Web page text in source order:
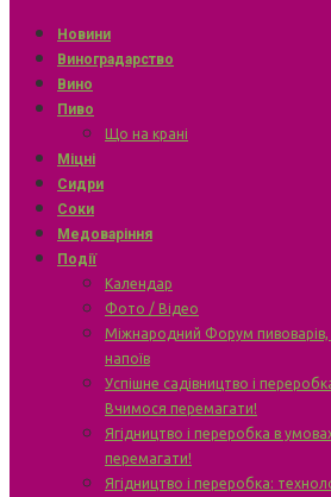
Новини
Виноградарство
Вино
Пиво
Що на крані
Міцні
Сидри
Соки
Медоваріння
Події
Календар
Фото / Відео
Міжнародний Форум пивоварів,
напоїв
Успішне садівництво і
Вчимося перемагати!
Ягідництво і переробка в
перемагати!
Ягідництво і переробка: